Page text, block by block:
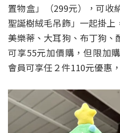
置物盒」（299元），可收
聖誕樹絨毛吊飾」一起掛
美樂蒂、 大耳狗、布丁狗、
可享55元加價購，但限加
會員可享任２件110元優惠